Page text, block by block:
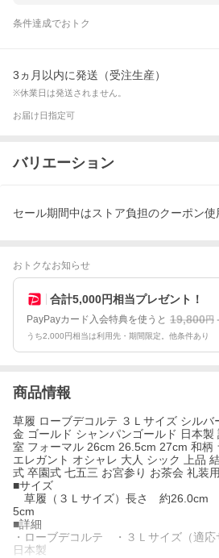
条件達成でおトク
3ヵ月以内に発送（受注生産）
※休業日は発送されません。
お届け日指定可
バリエーション
セール期間中はストア負担のクーポン使
おトクなお知らせ
合計5,000円相当プレゼント！
PayPayカード入会特典を使うと 19,800円
うち2,000円相当は利用先・期間限定。他条件あり
商品情報
草履 ローブデコルテ ３Ｌサイズ シルバ
金 ゴールド シャンパンゴールド 日本製
室 フォーマル 26cm 26.5cm 27cm 和柄
エレガント オシャレ 大人 シック 上品
式 卒園式 七五三 お宮参り お茶会 礼装
■サイズ
草履（３Ｌサイズ）長さ 約26.0cm
5cm
■詳細
・ローブデコルテ ・３Ｌサイズ（適応
日本製